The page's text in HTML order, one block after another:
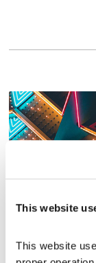
This website
This website